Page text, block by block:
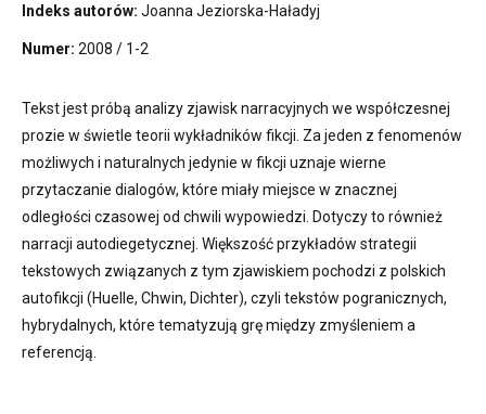
Indeks autorów: Joanna Jeziorska-Haładyj
Numer: 2008 / 1-2
Tekst jest próbą analizy zjawisk narracyjnych we współczesnej
prozie w świetle teorii wykładników fikcji. Za jeden z fenomenów
możliwych i naturalnych jedynie w fikcji uznaje wierne
przytaczanie dialogów, które miały miejsce w znacznej
odległości czasowej od chwili wypowiedzi. Dotyczy to również
narracji autodiegetycznej. Większość przykładów strategii
tekstowych związanych z tym zjawiskiem pochodzi z polskich
autofikcji (Huelle, Chwin, Dichter), czyli tekstów pogranicznych,
hybrydalnych, które tematyzują grę między zmyśleniem a
referencją.